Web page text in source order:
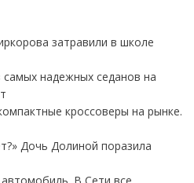
затравили в школе
надежных седанов на
кроссоверы на рынке.
Дочь Долиной поразила